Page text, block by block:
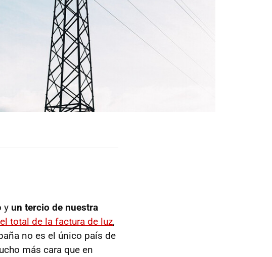
y un tercio de nuestra
total de la factura de luz,
no es el único país de
más cara que en